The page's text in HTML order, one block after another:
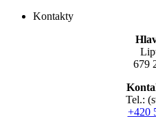
Kontakty
679
Tel.:
+420